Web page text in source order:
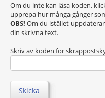
Om du inte kan läsa koden,
upprepa hur många gånger
OBS! Om du istället
din skrivna text.
Skriv av koden för
Skicka